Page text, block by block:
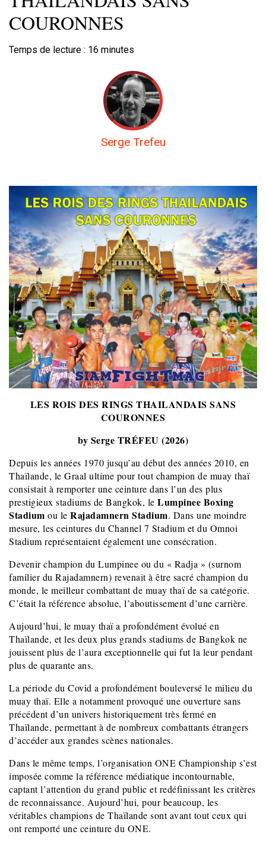
COURONNES
Temps de lecture : 16 minutes
Serge Trefeu
LES ROIS DES RINGS THAILANDAIS SANS
COURONNES
by Serge TRÉFEU (2026)
Depuis les années 1970 jusqu’au début des années 2010, en
Thaïlande, le Graal ultime pour tout champion de muay thaï
consistait à remporter une ceinture dans l’un des plus
prestigieux stadiums de Bangkok, le Lumpinee Boxing
Stadium ou le Rajadamnern Stadium. Dans une moindre
mesure, les ceintures du Channel 7 Stadium et du Omnoi
Stadium représentaient également une consécration.
Devenir champion du Lumpinee ou du « Radja » (surnom
familier du Rajadamnern) revenait à être sacré champion du
monde, le meilleur combattant de muay thaï de sa catégorie.
C’était la référence absolue, l’aboutissement d’une carrière.
Aujourd’hui, le muay thaï a profondément évolué en
Thaïlande, et les deux plus grands stadiums de Bangkok ne
jouissent plus de l’aura exceptionnelle qui fut la leur pendant
plus de quarante ans.
La période du Covid a profondément bouleversé le milieu du
muay thaï. Elle a notamment provoqué une ouverture sans
précédent d’un univers historiquement très fermé en
Thaïlande, permettant à de nombreux combattants étrangers
d’accéder aux grandes scènes nationales.
Dans le même temps, l’organisation ONE Championship s’est
imposée comme la référence médiatique incontournable,
captant l’attention du grand public et redéfinissant les critères
de reconnaissance. Aujourd’hui, pour beaucoup, les
véritables champions de Thaïlande sont avant tout ceux qui
ont remporté une ceinture du ONE.